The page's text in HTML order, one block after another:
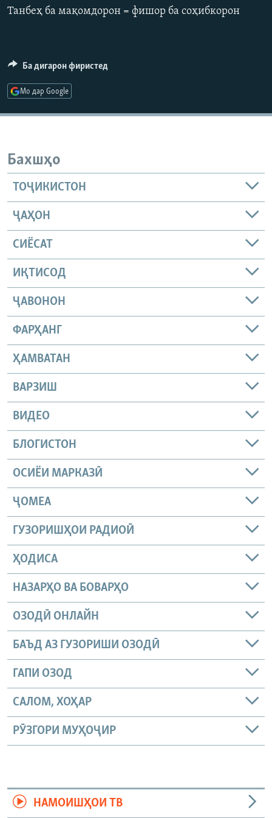
ГУЗОРИШҲОИ РАДИОӢ
Танбеҳ ба мақомдорон = фишор ба соҳибкорон
Ба дигарон фиристед
Мо дар Google
Бахшҳо
ТОҶИКИСТОН
ҶАҲОН
СИЁСАТ
ИҚТИСОД
ҶАВОНОН
ФАРҲАНГ
ҲАМВАТАН
ВАРЗИШ
ВИДЕО
БЛОГИСТОН
ОСИЁИ МАРКАЗӢ
ҶОМEА
ГУЗОРИШҲОИ РАДИОӢ
ҲОДИСА
НАЗАРҲО ВА БОВАРҲО
ОЗОДӢ ОНЛАЙН
БАЪД АЗ ГУЗОРИШИ ОЗОДӢ
ГАПИ ОЗОД
САЛОМ, ХОҲАР
РӮЗГОРИ МУҲОҶИР
НАМОИШҲОИ ТВ